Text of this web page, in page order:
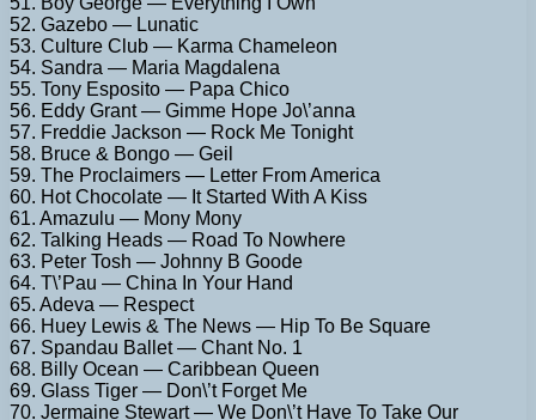
52. Gazebo — Lunatic
53. Culture Club — Karma Chameleon
54. Sandra — Maria Magdalena
55. Tony Esposito — Papa Chico
56. Eddy Grant — Gimme Hope Jo\’anna
57. Freddie Jackson — Rock Me Tonight
58. Bruce & Bongo — Geil
59. The Proclaimers — Letter From America
60. Hot Chocolate — It Started With A Kiss
61. Amazulu — Mony Mony
62. Talking Heads — Road To Nowhere
63. Peter Tosh — Johnny B Goode
64. T\’Pau — China In Your Hand
65. Adeva — Respect
66. Huey Lewis & The News — Hip To Be Square
67. Spandau Ballet — Chant No. 1
68. Billy Ocean — Caribbean Queen
69. Glass Tiger — Don\’t Forget Me
70. Jermaine Stewart — We Don\’t Have To Take Our